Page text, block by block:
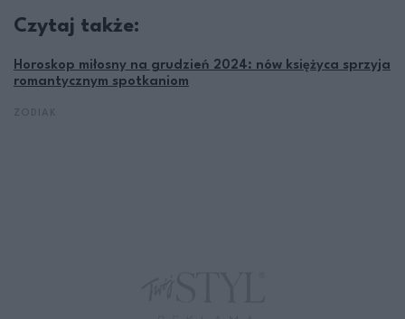
Czytaj także:
Horoskop miłosny na grudzień 2024: nów księżyca sprzyja
romantycznym spotkaniom